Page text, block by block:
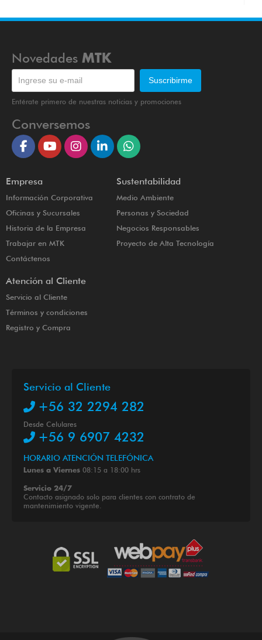
Novedades MTK
Entérate primero de nuestras noticias y promociones
Conversemos
Empresa
Información Corporativa
Oficinas y Sucursales
Historia de la Empresa
Trabajar en MTK
Contáctenos
Sustentabilidad
Medio Ambiente
Personas y Sociedad
Negocios Responsables
Proyecto de Alta Tecnología
Atención al Cliente
Servicio al Cliente
Términos y condiciones
Registro y Compra
Servicio al Cliente
+56 32 2294 282
Desde Celulares
+56 9 6907 4232
HORARIO ATENCIÓN TELEFÓNICA
Lunes a Viernes 08:15 a 18:00 hrs
Servicio 24/7
Contacto asignado solo para clientes con contrato de
mantenimiento vigente.